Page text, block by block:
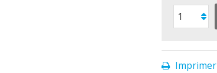
Imprimer